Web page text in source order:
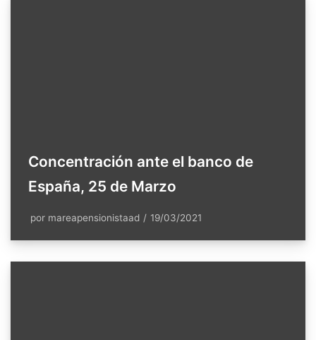
Concentración ante el banco de
España, 25 de Marzo
por mareapensionistaad 19/03/2021